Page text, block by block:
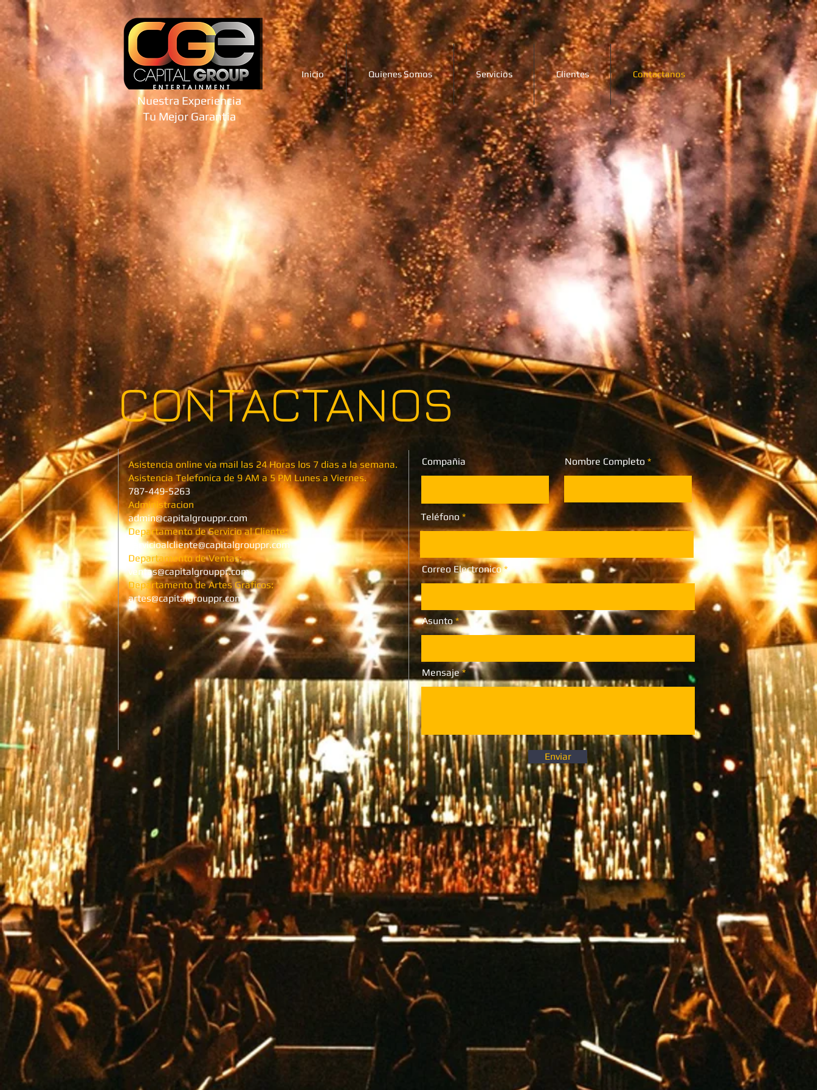
Nuestra Experiencia
Tu Mejor Garantia
Inicio Quienes Somos Servicios Clientes Contactanos
CONTACTANOS
Asistencia online vía mail las 24 Horas los 7 dias a la semana.
Asistencia Telefonica de 9 AM a 5 PM Lunes a Viernes.
787-449-5263
Administracion
admin@capitalgrouppr.com
Departamento de Servicio al Cliente:
servicioalcliente@capitalgrouppr.com
Departamento de Ventas:
ventas@capitalgrouppr.com
Departamento de Artes Graficos:
artes@capitalgrouppr.com
Compañia Nombre Completo
Teléfono
Correo Electronico
Asunto
Mensaje
Enviar